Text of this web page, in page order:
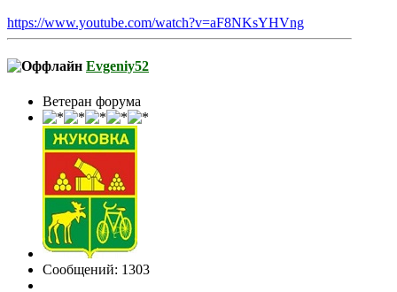
https://www.youtube.com/watch?v=aF8NKsYHVng
Evgeniy52
Ветеран форума
Сообщений: 1303